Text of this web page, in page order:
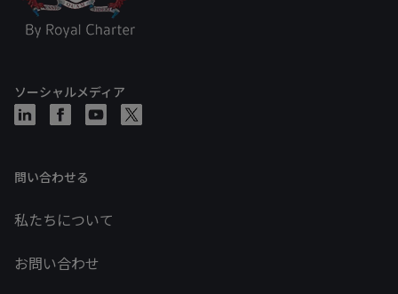
ソーシャルメディア
問い合わせる
私たちについて
お問い合わせ